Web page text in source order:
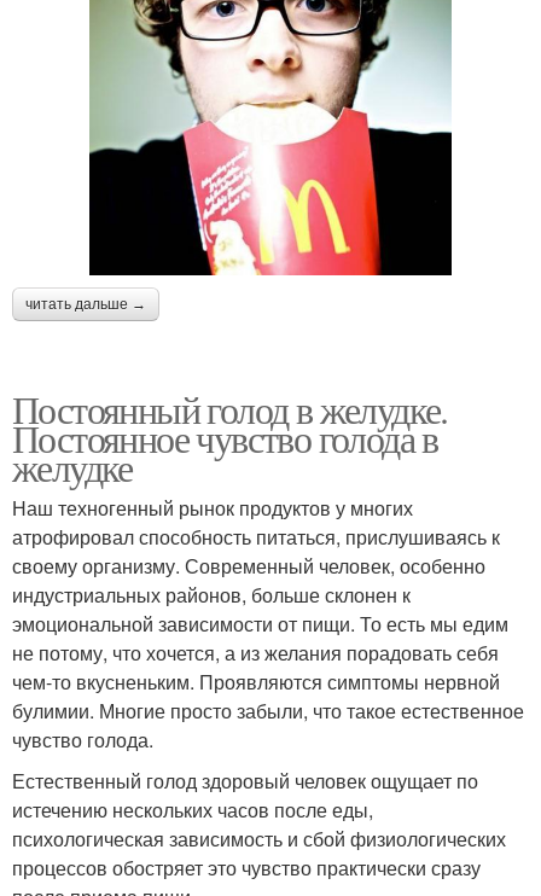
читать дальше →
Постоянный голод в желудке.
Постоянное чувство голода в
желудке
Наш техногенный рынок продуктов у многих
атрофировал способность питаться, прислушиваясь к
своему организму. Современный человек, особенно
индустриальных районов, больше склонен к
эмоциональной зависимости от пищи. То есть мы едим
не потому, что хочется, а из желания порадовать себя
чем-то вкусненьким. Проявляются симптомы нервной
булимии. Многие просто забыли, что такое естественное
чувство голода.
Естественный голод здоровый человек ощущает по
истечению нескольких часов после еды,
психологическая зависимость и сбой физиологических
процессов обостряет это чувство практически сразу